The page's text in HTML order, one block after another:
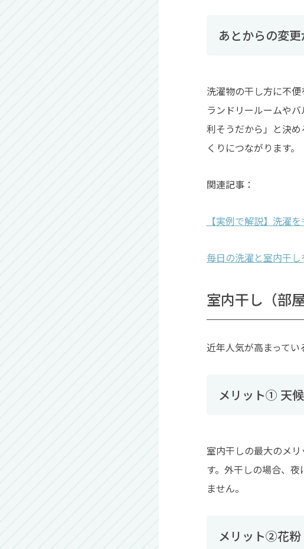
あとからの変
洗濯物の干し方に不
ランドリールームや
利そうだから」と決
くりにつながります。
関連記事：
【実例で解説】洗濯
毎日の洗濯と室内干
室内干し（部
近年人気が高まってい
メリット① 天
室内干しの最大のメ
す。外干しの場合、
ません。
メリット②花粉